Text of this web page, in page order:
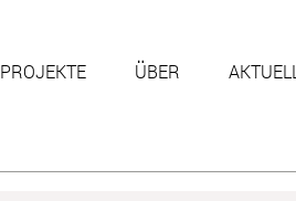
PROJEKTE ÜBER AKTUELL